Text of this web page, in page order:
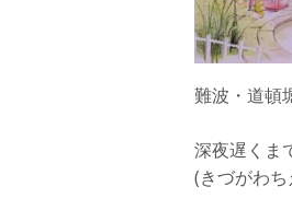
難波・道頓
深夜遅くま
(きづがわち